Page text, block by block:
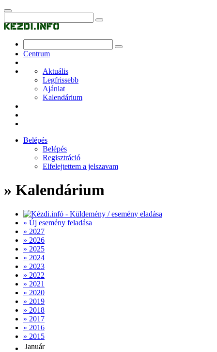
Centrum
Aktuális
Legfrissebb
Ajánlat
Kalendárium
Belépés
Belépés
Regisztráció
Elfelejtettem a jelszavam
» Kalendárium
» Új esemény feladása
» 2027
» 2026
» 2025
» 2024
» 2023
» 2022
» 2021
» 2020
» 2019
» 2018
» 2017
» 2016
» 2015
Január